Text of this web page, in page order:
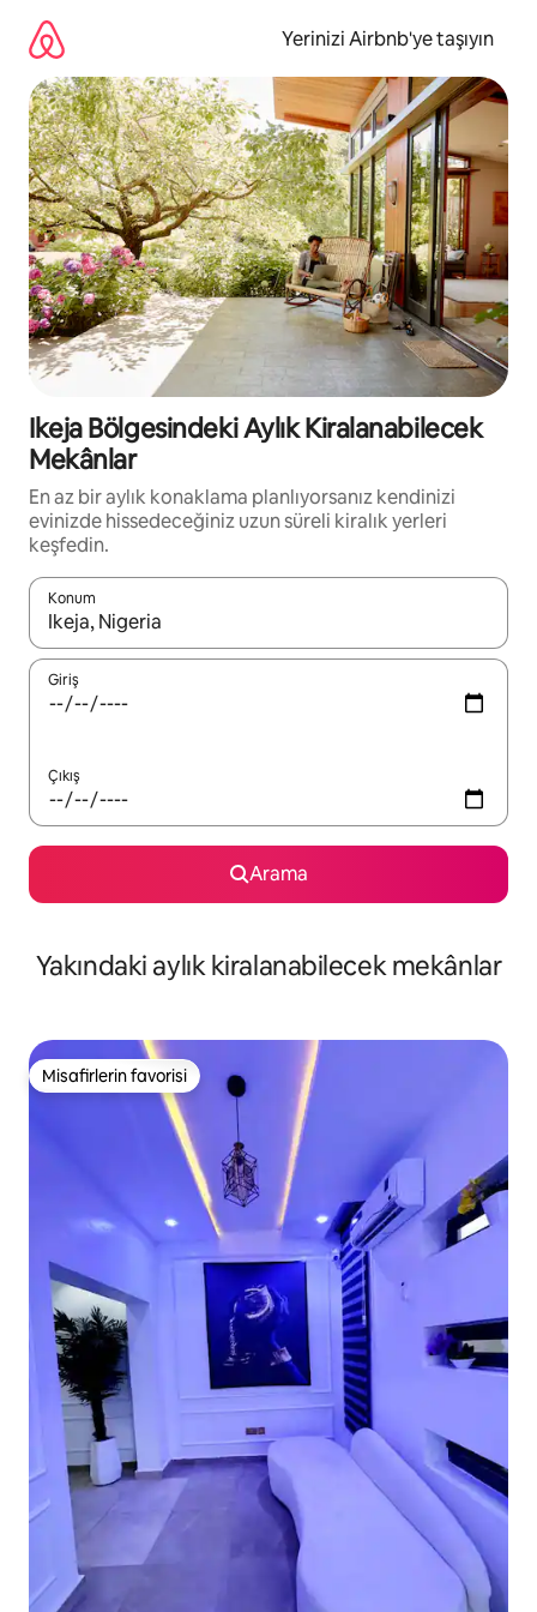
Yerinizi Airbnb'ye taşıyın
Ikeja Bölgesindeki Aylık Kiralanabilecek
Mekânlar
En az bir aylık konaklama planlıyorsanız kendinizi
evinizde hissedeceğiniz uzun süreli kiralık yerleri
keşfedin.
Konum
Sonuçlar kullanılabilir olduğunda yukarı ve aşağı oklarıyla
Giriş
Çıkış
Arama
Yakındaki aylık kiralanabilecek mekânlar
Misafirlerin favorisi
Misafirlerin favorisi